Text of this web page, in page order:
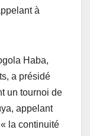
à
Haba,
a présidé
un tournoi de
appelant
la continuité